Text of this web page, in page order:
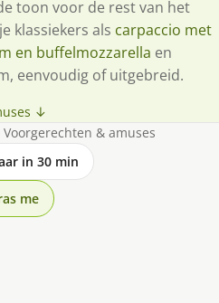
toon voor de rest van het
klassiekers als carpaccio met
en buffelmozzarella en
eenvoudig of uitgebreid.
↓
Voorgerechten & amuses
in 30 min
me